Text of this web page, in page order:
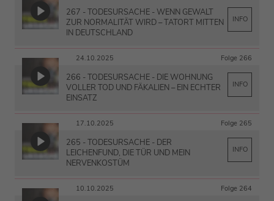
267 - TODESURSACHE - WENN GEWALT
ZUR NORMALITÄT WIRD – TATORT MITTEN
IN DEUTSCHLAND
INFO
24.10.2025 Folge 266
266 - TODESURSACHE - DIE WOHNUNG
VOLLER TOD UND FÄKALIEN – EIN ECHTER
EINSATZ
INFO
17.10.2025 Folge 265
265 - TODESURSACHE - DER
LEICHENFUND, DIE TÜR UND MEIN
NERVENKOSTÜM
INFO
10.10.2025 Folge 264